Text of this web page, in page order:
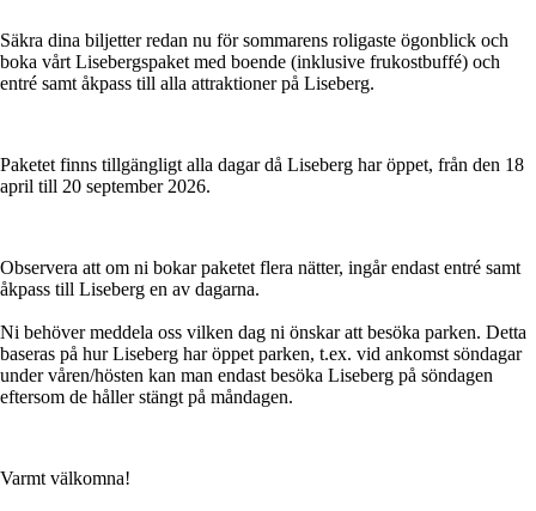
Säkra dina biljetter redan nu för sommarens roligaste ögonblick och
boka vårt Lisebergspaket med boende (inklusive frukostbuffé) och
entré samt åkpass till alla attraktioner på Liseberg.
Paketet finns tillgängligt alla dagar då Liseberg har öppet, från den 18
april till 20 september 2026.
Observera att om ni bokar paketet flera nätter, ingår endast entré samt
åkpass till Liseberg en av dagarna.
Ni behöver meddela oss vilken dag ni önskar att besöka parken. Detta
baseras på hur Liseberg har öppet parken, t.ex. vid ankomst söndagar
under våren/hösten kan man endast besöka Liseberg på söndagen
eftersom de håller stängt på måndagen.
Varmt välkomna!